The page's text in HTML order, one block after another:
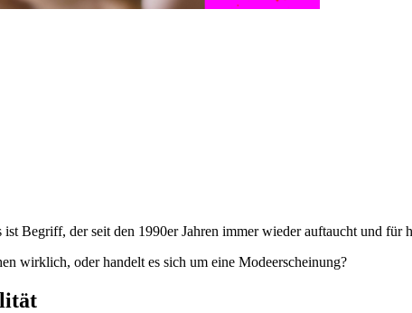
Begriff, der seit den 1990er Jahren immer wieder auftaucht und
wirklich, oder handelt es sich um eine Modeerscheinung?